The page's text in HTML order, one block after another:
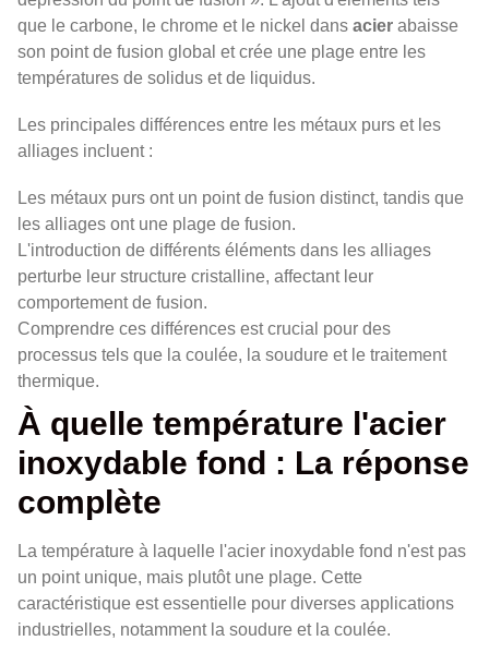
que le carbone, le chrome et le nickel dans acier abaisse
son point de fusion global et crée une plage entre les
températures de solidus et de liquidus.
Les principales différences entre les métaux purs et les
alliages incluent :
Les métaux purs ont un point de fusion distinct, tandis que
les alliages ont une plage de fusion.
L'introduction de différents éléments dans les alliages
perturbe leur structure cristalline, affectant leur
comportement de fusion.
Comprendre ces différences est crucial pour des
processus tels que la coulée, la soudure et le traitement
thermique.
À quelle température l'acier
inoxydable fond : La réponse
complète
La température à laquelle l'acier inoxydable fond n'est pas
un point unique, mais plutôt une plage. Cette
caractéristique est essentielle pour diverses applications
industrielles, notamment la soudure et la coulée.